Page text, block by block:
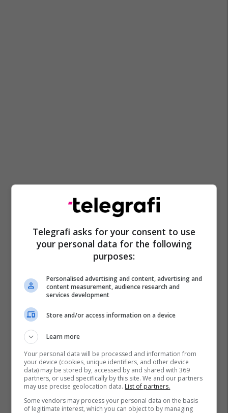
Inteligjenca Artificiale Anthropic
Telegrafi asks for your consent to use
your personal data for the following
purposes:
Personalised advertising and content, advertising and
content measurement, audience research and
services development
Store and/or access information on a device
Learn more
Your personal data will be processed and information from
your device (cookies, unique identifiers, and other device
data) may be stored by, accessed by and shared with 369
partners, or used specifically by this site. We and our partners
may use precise geolocation data. List of partners.
Some vendors may process your personal data on the basis
of legitimate interest, which you can object to by managing